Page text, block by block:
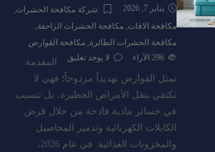
يناير 7, 2026 شركة مكافحة الحشرات,
مكافحة الافات,مكافحة الحشرات الزاحفة,
مكافحة الحشرات الطائرة,مكافحة القوارض
لا يوجد تعليق
296 الآراء
المقدمة:
تمثل القوارض تهديداً مزدوجاً؛ فهي لا
تكتفي بنقل الأمراض الخطيرة، بل تتسبب
في خسائر مادية فادحة من خلال قرض
الكابلات الكهربائية وتدمير المحاصيل
والمخزونات الغذائية. في عام 2026،